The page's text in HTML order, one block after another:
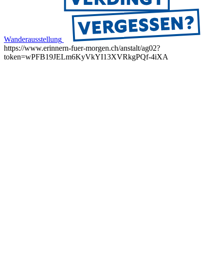
Wanderausstellung
https://www.erinnern-fuer-morgen.ch/anstalt/ag02?
token=wPFB19JELm6KyVkYI13XVRkgPQf-4iXA